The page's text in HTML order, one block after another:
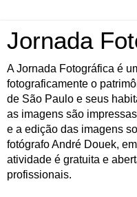
Jornada
A Jornada Fotográfica é
fotograficamente o
de São Paulo e seus
as imagens são
e a edição das imagens
fotógrafo André Douek,
atividade é gratuita e
profissionais.